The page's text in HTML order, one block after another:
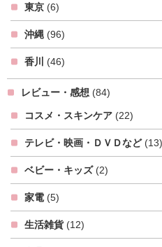
東京 (6)
沖縄 (96)
香川 (46)
レビュー・感想 (84)
コスメ・スキンケア (22)
テレビ・映画・ＤＶＤなど(13)
ベビー・キッズ(2)
家電 (5)
生活雑貨 (12)